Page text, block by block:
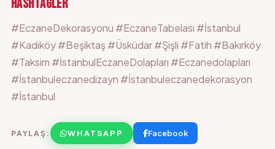
HASHTAGLER
#EczaneDekorasyonu #EczaneTabelası #İstanbul
#Kadıköy #Beşiktaş #Üsküdar #Şişli #Fatih #Bakırköy
#Taksim #İstanbulEczaneDolapları #Eczanedolapları
#İstanbuleczanedizayn #İstanbuleczanedekorasyon
#İstanbul
PAYLAŞ: WHATSAPP Facebook